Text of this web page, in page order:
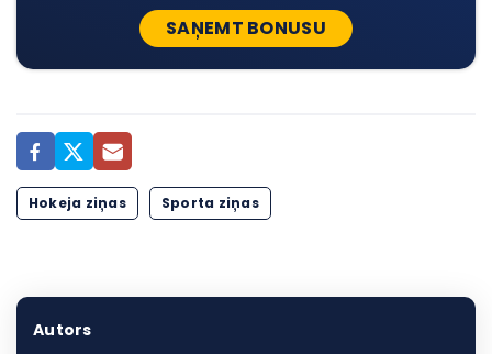
SAŅEMT BONUSU
Hokeja ziņas Sporta ziņas
Autors